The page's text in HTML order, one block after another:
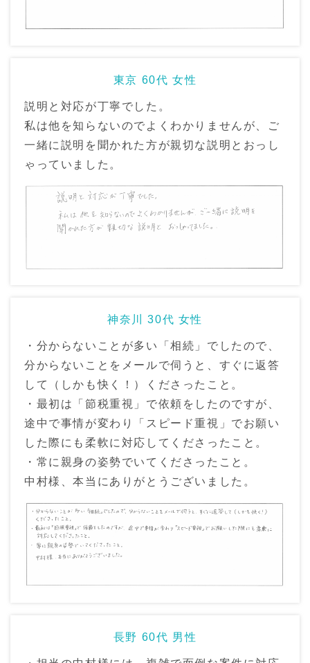
東京 60代 女性
説明と対応が丁寧でした。
私は他を知らないのでよくわかりませんが、ご
一緒に説明を聞かれた方が親切な説明とおっし
ゃっていました。
神奈川 30代 女性
・分からないことが多い「相続」でしたので、
分からないことをメールで伺うと、すぐに返答
して（しかも快く！）くださったこと。
・最初は「節税重視」で依頼をしたのですが、
途中で事情が変わり「スピード重視」でお願い
した際にも柔軟に対応してくださったこと。
・常に親身の姿勢でいてくださったこと。
中村様、本当にありがとうございました。
長野 60代 男性